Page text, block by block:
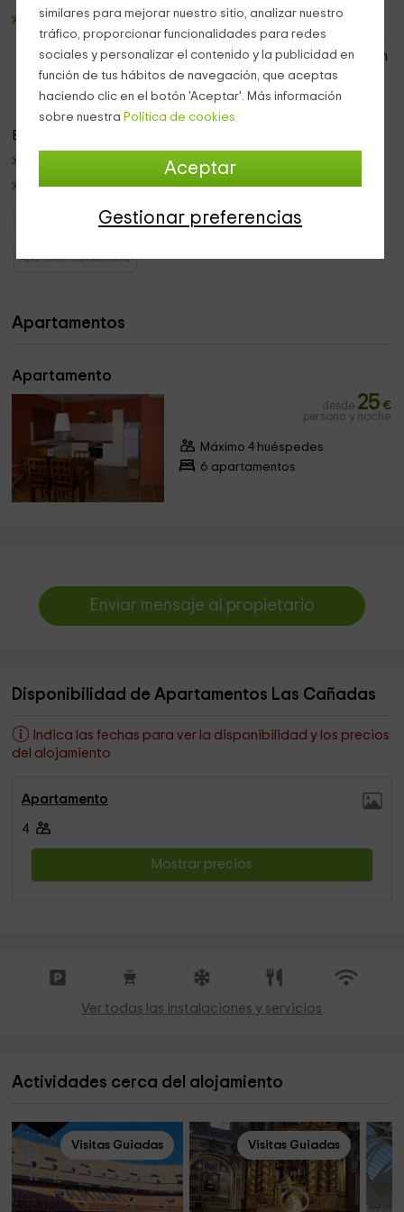
similares para mejorar nuestro sitio, analizar nuestro
tráfico, proporcionar funcionalidades para redes
sociales y personalizar el contenido y la publicidad en
función de tus hábitos de navegación, que aceptas
haciendo clic en el botón 'Aceptar'. Más información
sobre nuestra Política de cookies.
Aceptar
Gestionar preferencias
Lasala de estarconsta de un conjunto de sillones
miran hacia el frente en el que se encuentra el mueble con
latelevisión. A continuación, el espacio del comedor con
lamesa de maderay su conjunto de sillas, que comunica
a su vez con la cocina.
En el
con mesa y sillas.
Un espacio con labarbacoa.
Apartamentos Comunidad Valenciana Apartamentos Valencia
Apartamentos Godelleta
Apartamentos
Apartamento
desde 25 €
persona y noche
Máximo 4 huéspedes
6 apartamentos
Enviar mensaje al propietario
Disponibilidad de Apartamentos Las Cañadas
Indica las fechas para ver la disponibilidad y los precios
del alojamiento
Apartamento
4
Mostrar precios
Ver todas las instalaciones y servicios
Actividades cerca del alojamiento
Visitas Guiadas Visitas Guiadas